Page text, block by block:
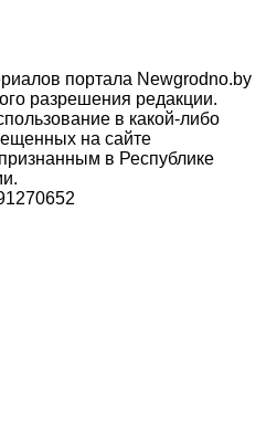
портала Newgrodno.by
разрешения редакции.
в какой-либо
на сайте
в Республике